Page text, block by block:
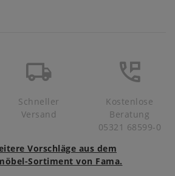
Schneller
Versand
Kostenlose
Beratung
05321 68599-0
Vorschläge aus dem
Sortiment von Fama.